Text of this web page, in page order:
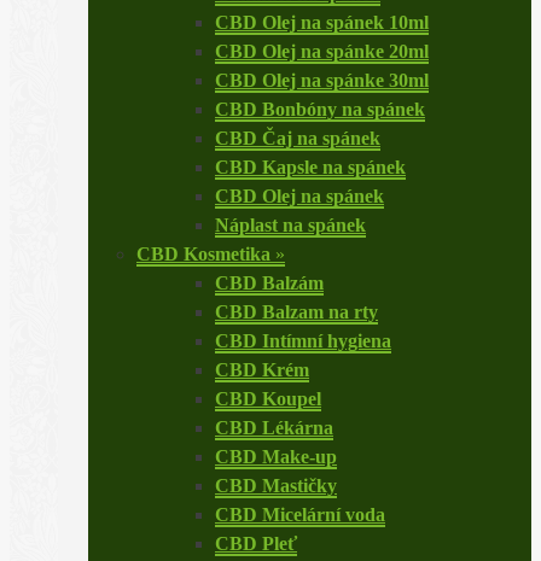
CBD Olej na spánek 10ml
CBD Olej na spánke 20ml
CBD Olej na spánke 30ml
CBD Bonbóny na spánek
CBD Čaj na spánek
CBD Kapsle na spánek
CBD Olej na spánek
Náplast na spánek
CBD Kosmetika »
CBD Balzám
CBD Balzam na rty
CBD Intímní hygiena
CBD Krém
CBD Koupel
CBD Lékárna
CBD Make-up
CBD Mastičky
CBD Micelární voda
CBD Pleť